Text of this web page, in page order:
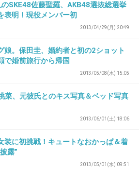
+44
SKE48佐藤聖羅、AKB48選抜総選挙
表明！現役メンバー初
2013/04/29(月) 20:49
娘。保田圭、婚約者と初の2ショット
で婚前旅行から帰国
2013/05/08(水) 15:05
菜、元彼氏とのキス写真＆ベッド写真
2013/06/01(土) 18:06
装に初挑戦！キュートなおかっぱ＆着
露”
2013/05/01(水) 09:51